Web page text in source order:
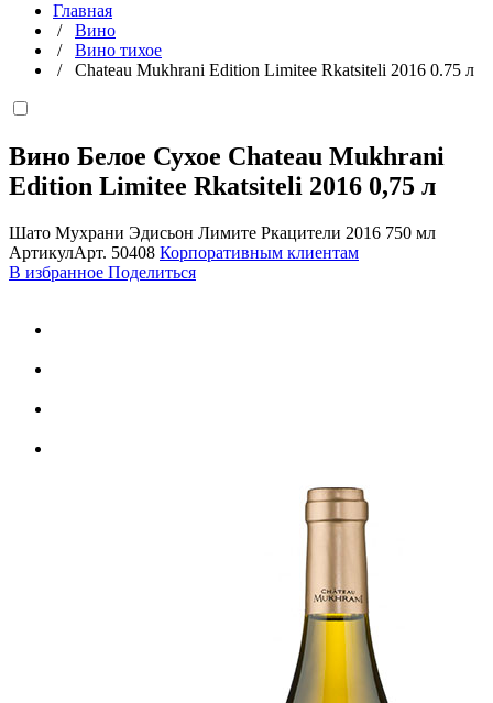
Главная
/ Вино
/ Вино тихое
/ Chateau Mukhrani Edition Limitee Rkatsiteli 2016 0.75 л
Вино Белое Сухое Chateau Mukhrani
Edition Limitee Rkatsiteli 2016 0,75 л
Шато Мухрани Эдисьон Лимите Ркацители 2016 750 мл
АртикулАрт. 50408 Корпоративным клиентам
В избранное Поделиться